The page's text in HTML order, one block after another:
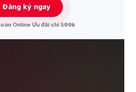
Đăng ký ngay
Online Ưu đãi chỉ 599k